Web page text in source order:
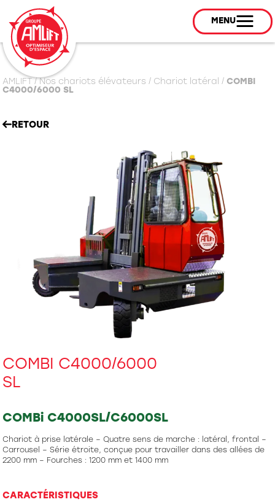
MENU
AMLIFT/Nos chariots élévateurs / Chariot latéral / COMBI
C4000/6000 SL
RETOUR
COMBI C4000/6000
SL
COMBi C4000SL/C6000SL
Chariot à prise latérale – Quatre sens de marche : latéral, frontal –
Carrousel – Série étroite, conçue pour travailler dans des allées de
2200 mm – Fourches : 1200 mm et 1400 mm
CARACTÉRISTIQUES